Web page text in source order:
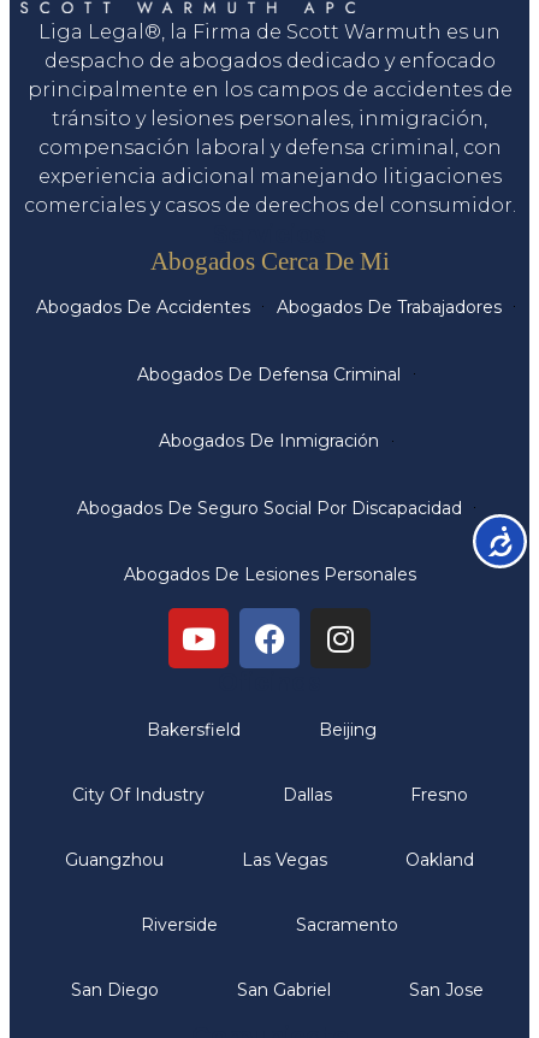
Liga Legal®, la Firma de Scott Warmuth es un
despacho de abogados dedicado y enfocado
principalmente en los campos de accidentes de
tránsito y lesiones personales, inmigración,
compensación laboral y defensa criminal, con
experiencia adicional manejando litigaciones
comerciales y casos de derechos del consumidor.
Abogados Cerca De Mi
Abogados De Accidentes Abogados De Trabajadores
Abogados De Defensa Criminal
Abogados De Inmigración
Abogados De Seguro Social Por Discapacidad
Abogados De Lesiones Personales
Bakersfield Beijing
City Of Industry Dallas Fresno
Guangzhou Las Vegas Oakland
Riverside Sacramento
San Diego San Gabriel San Jose